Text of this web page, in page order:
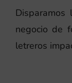
negocio de
letreros